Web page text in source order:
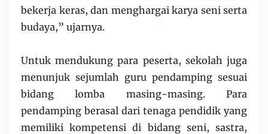
bekerja keras, dan menghargai karya seni serta
budaya,” ujarnya.
Untuk mendukung para peserta, sekolah juga
menunjuk sejumlah guru pendamping sesuai
bidang lomba masing-masing. Para
pendamping berasal dari tenaga pendidik yang
memiliki kompetensi di bidang seni, sastra,